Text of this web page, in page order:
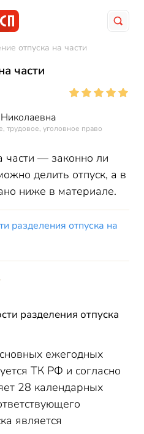
отпуска на части
части
трудовое, уголовное право
части — законно ли
делить отпуск, а в
ниже в материале.
разделения отпуска на
отпуска:
на части
разделения отпуска
ежегодных
ТК РФ и согласно
28 календарных
является